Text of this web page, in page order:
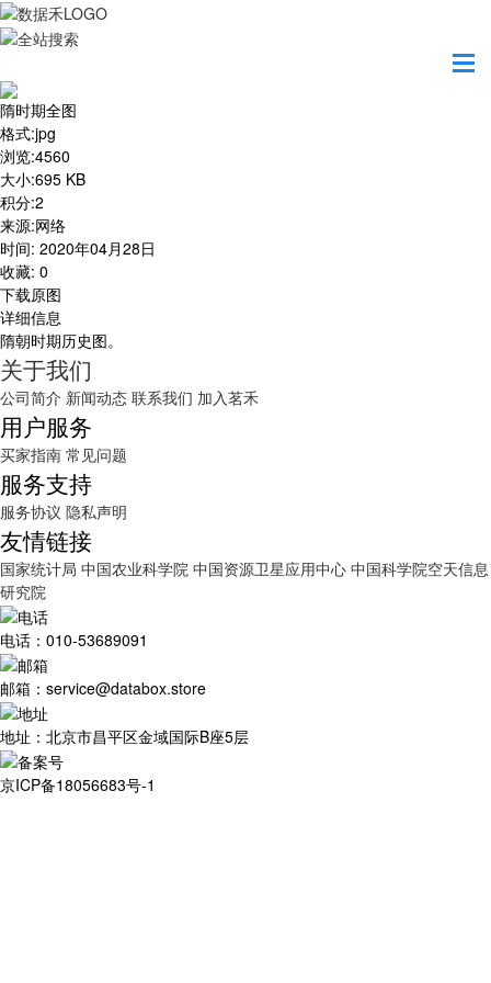
隋时期全图
格式:jpg
浏览:4560
大小:695 KB
积分:2
来源:网络
时间: 2020年04月28日
收藏: 0
下载原图
详细信息
隋朝时期历史图。
关于我们
公司简介 新闻动态 联系我们 加入茗禾
用户服务
买家指南 常见问题
服务支持
服务协议 隐私声明
友情链接
国家统计局 中国农业科学院 中国资源卫星应用中心 中国科学院空天信息
研究院
电话：010-53689091
邮箱：service@databox.store
地址：北京市昌平区金域国际B座5层
京ICP备18056683号-1